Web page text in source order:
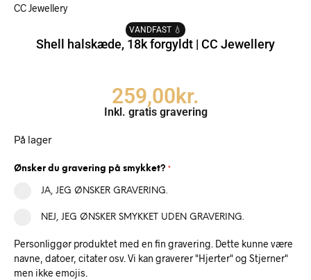
CC Jewellery
VANDFAST 💧
Shell halskæde, 18k forgyldt | CC Jewellery
259,00kr.
Inkl. gratis gravering
På lager
Ønsker du gravering på smykket? *
JA, JEG ØNSKER GRAVERING.
NEJ, JEG ØNSKER SMYKKET UDEN GRAVERING.
Personliggør produktet med en fin gravering. Dette kunne være
navne, datoer, citater osv. Vi kan graverer "Hjerter" og Stjerner"
men ikke emojis.